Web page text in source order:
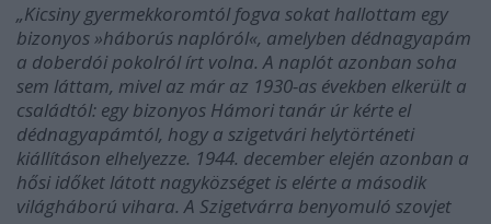
„Kicsiny gyermekkoromtól fogva sokat hallottam egy
bizonyos »háborús naplóról«, amelyben dédnagyapám
a doberdói pokolról írt volna. A naplót azonban soha
sem láttam, mivel az már az 1930-as években elkerült a
családtól: egy bizonyos Hámori tanár úr kérte el
dédnagyapámtól, hogy a szigetvári helytörténeti
kiállításon elhelyezze. 1944. december elején azonban a
hősi időket látott nagyközséget is elérte a második
világháború vihara. A Szigetvárra benyomuló szovjet